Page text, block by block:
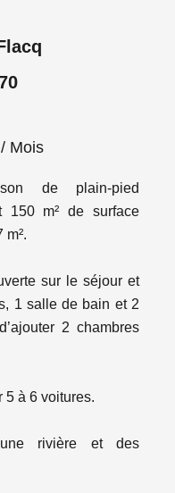
Mois
de plain-pied
150 m² de surface
m².
sur le séjour et
1 salle de bain et 2
2 chambres
5 à 6 voitures.
rivière et des